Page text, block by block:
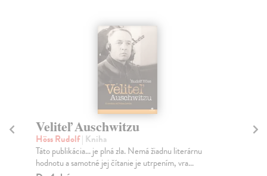
Veliteľ Auschwitzu
Höss Rudolf| Kniha
Táto publikácia... je plná zla. Nemá žiadnu literárnu
hodnotu a samotné jej čítanie je utrpením, vra...